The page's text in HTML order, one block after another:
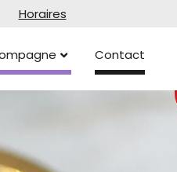
Horaires
Contact